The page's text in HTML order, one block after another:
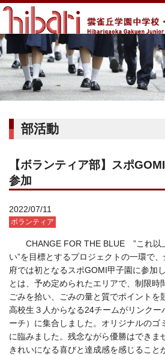
部活動
【ボランティア部】スポ
参加
2022/07/11
ボランティア
CHANGE FOR THE BLUE ”これ以
い”を目標とするプロジェクトの一環で
府では初となるスポGOMI甲子園に参加
とは、予め定められたエリアで、制限時
ごみを拾い、ごみの量と質でポイントを
高校生３人からなる24チームがリンクー
ーチ）に集合しました。オリジナルのゴ
に臨みました。残念ながら優勝はできま
きれいになる喜びと達成感を感じること